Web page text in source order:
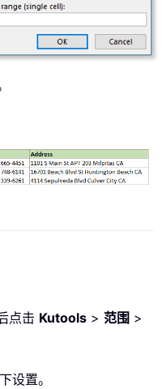
点击 Kutools > 范围 >
设置。